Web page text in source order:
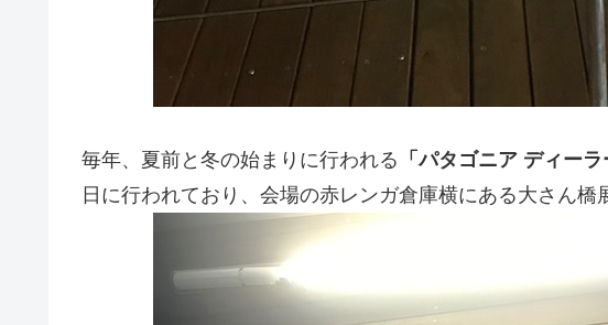
毎年、夏前と冬の始まりに行われる 「パタゴニア ディーラ
日に行われており、会場の赤レンガ倉庫横にある大さん橋